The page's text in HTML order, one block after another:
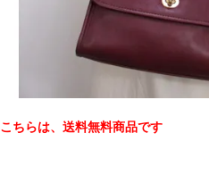
こちらは、送料無料商品です